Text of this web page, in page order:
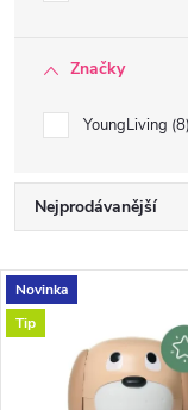
Značky
YoungLiving 8
Ř
a
z
Nejprodávanější
Nejlevnější
Nejdražší
Abecedně
V
ý
Novinka
Tip